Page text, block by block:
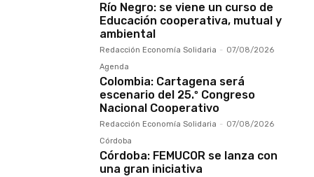
Río Negro: se viene un curso de
Educación cooperativa, mutual y
ambiental
Redacción Economía Solidaria - 07/08/2026
Agenda
Colombia: Cartagena será
escenario del 25.º Congreso
Nacional Cooperativo
Redacción Economía Solidaria - 07/08/2026
Córdoba
Córdoba: FEMUCOR se lanza con
una gran iniciativa